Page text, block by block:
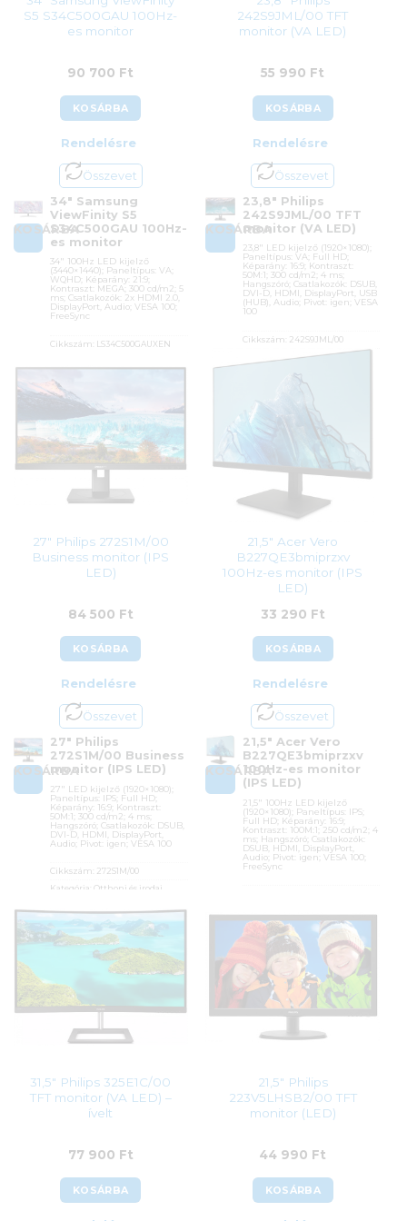
S5 S34C500GAU 100Hz-
es monitor
90 700 Ft
KOSÁRBA
Rendelésre
Összevet
KOSÁRBA
34″ Samsung
ViewFinity S5
S34C500GAU 100Hz-
es monitor
34″ 100Hz LED kijelző
(3440×1440); Paneltípus: VA;
WQHD; Képarány: 21:9;
Kontraszt: MEGA; 300 cd/m2; 5
ms; Csatlakozók: 2x HDMI 2.0,
DisplayPort, Audio; VESA 100;
FreeSync
Cikkszám: LS34C500GAUXEN
monitorok
Gyártó:
Garanciaidő:
ÁFA:
27%
Azonosító:48363
90 700 Ft
242S9JML/00 TFT
monitor (VA LED)
55 990 Ft
KOSÁRBA
Rendelésre
Összevet
KOSÁRBA
23,8″ Philips
242S9JML/00 TFT
monitor (VA LED)
23,8″ LED kijelző (1920×1080);
Paneltípus: VA; Full HD;
Képarány: 16:9; Kontraszt:
50M:1; 300 cd/m2; 4 ms;
Hangszóró; Csatlakozók: DSUB,
DVI-D, HDMI, DisplayPort, USB
(HUB), Audio; Pivot: igen; VESA
100
Cikkszám: 242S9JML/00
Otthoni és irodai
monitorok
Philips
Garanciaidő:
ÁFA:
27%
Azonosító:
55 990
27″ Philips 272S1M/00
Business monitor (IPS
LED)
84 500 Ft
KOSÁRBA
Rendelésre
Összevet
KOSÁRBA
27″ Philips
272S1M/00 Business
monitor (IPS LED)
27″ LED kijelző (1920×1080);
Paneltípus: IPS; Full HD;
Képarány: 16:9; Kontraszt:
50M:1; 300 cd/m2; 4 ms;
Hangszóró; Csatlakozók: DSUB,
DVI-D, HDMI, DisplayPort,
Audio; Pivot: igen; VESA 100
Cikkszám: 272S1M/00
Kategória:Otthoni és irodai
Gyártó:Philips
Garanciaidő:36 hónap
42415
84 500
21,5″ Acer Vero
B227QE3bmiprzxv
100Hz-es monitor (IPS
LED)
33 290 Ft
KOSÁRBA
Rendelésre
Összevet
KOSÁRBA
21,5″ Acer Vero
B227QE3bmiprzxv
100Hz-es monitor
(IPS LED)
21,5″ 100Hz LED kijelző
(1920×1080); Paneltípus: IPS;
Full HD; Képarány: 16:9;
Kontraszt: 100M:1; 250 cd/m2; 4
ms; Hangszóró; Csatlakozók:
DSUB, HDMI, DisplayPort,
Audio; Pivot: igen; VESA 100;
FreeSync
monitorok
Gyártó:Acer
Garanciaidő:36 hónap
ÁFA:27%
Azonosító: 48654
33 290Ft
31,5″ Philips 325E1C/00
TFT monitor (VA LED) –
ívelt
77 900 Ft
KOSÁRBA
21,5″ Philips
223V5LHSB2/00 TFT
monitor (LED)
44 990 Ft
KOSÁRBA